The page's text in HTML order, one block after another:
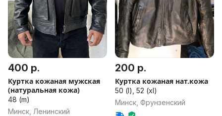
400 р.
Куртка кожаная мужская
(натуральная кожа)
48 (m)
Минск, Ленинский
200 р.
Куртка кожаная нат.кожа
50 (l), 52 (xl)
Минск, Фрунзенский